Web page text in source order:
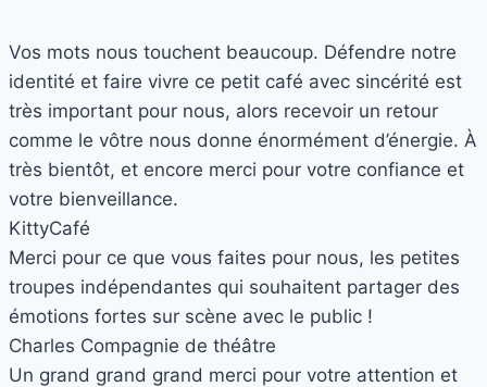
Vos mots nous touchent beaucoup. Défendre notre
identité et faire vivre ce petit café avec sincérité est
très important pour nous, alors recevoir un retour
comme le vôtre nous donne énormément d’énergie. À
très bientôt, et encore merci pour votre confiance et
votre bienveillance.
KittyCafé
Merci pour ce que vous faites pour nous, les petites
troupes indépendantes qui souhaitent partager des
émotions fortes sur scène avec le public !
Charles Compagnie de théâtre
Un grand grand grand merci pour votre attention et